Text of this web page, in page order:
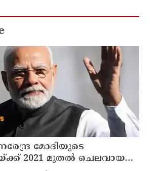
മോദിയുടെ
2021 മുതല്‍ ചെലവായത്